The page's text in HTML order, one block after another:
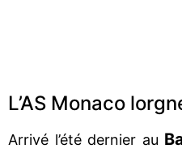
L’AS Monaco
Arrivé l’été dernier au